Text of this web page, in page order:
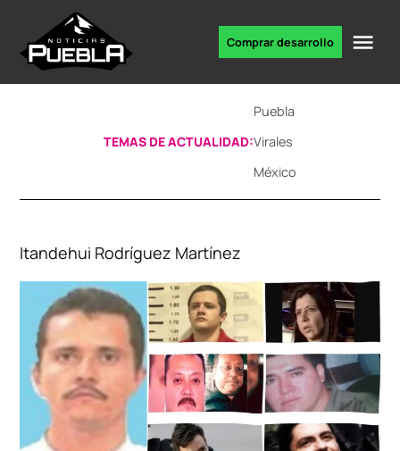
content
Comprar desarrollo
TEMAS DE ACTUALIDAD:
Puebla
Virales
México
Itandehui Rodríguez Martínez